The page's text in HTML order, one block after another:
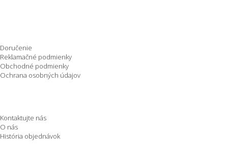
Doručenie
Reklamačné podmienky
Obchodné podmienky
Ochrana osobných údajov
Kontaktujte nás
O nás
História objednávok